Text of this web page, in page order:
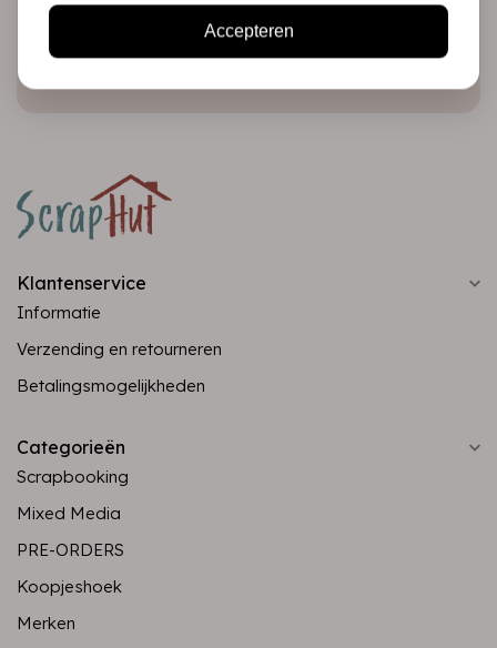
Abonneer
Klantenservice
Informatie
Verzending en retourneren
Betalingsmogelijkheden
Categorieën
Scrapbooking
Mixed Media
PRE-ORDERS
Koopjeshoek
Merken
Accepteren